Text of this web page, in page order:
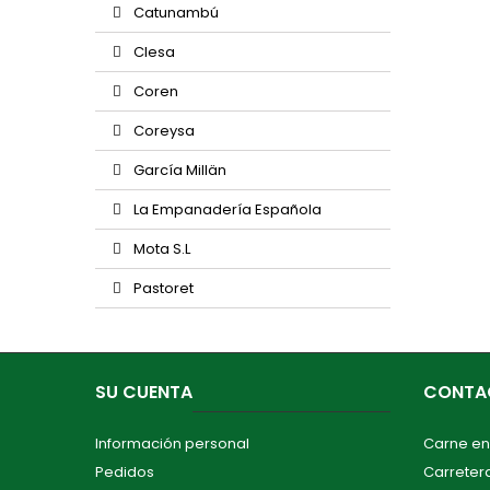
Catunambú
Clesa
Coren
Coreysa
García Millän
La Empanadería Española
Mota S.L
Pastoret
SU CUENTA
Información personal
Pedidos
Carne